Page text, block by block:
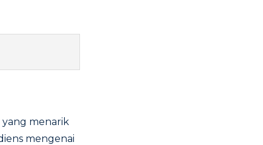
menarik
mengenai